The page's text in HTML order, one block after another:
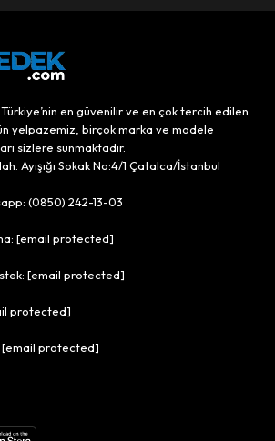
en güvenilir ve en çok tercih edilen
yelpazemiz, birçok marka ve modele
sizlere sunmaktadır.
Ayışığı Sokak No:4/1 Çatalca/İstanbul
(0850) 242-13-03
[email protected]
[email protected]
protected]
[email protected]